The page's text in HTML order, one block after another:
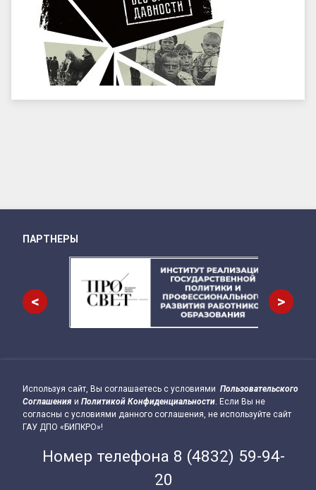
Снизу
ПАРТНЕРЫ
< >
Подвал сайта → влево
Используя сайт, Вы соглашаетесь с условиями Пользовательского
Соглашения и Политикой Конфиденциальности. Если Вы не
согласны с условиями данного соглашения, не используйте сайт
ГАУ ДПО «БИПКРО»!
Номер телефона 8 (4832) 59-94-
20